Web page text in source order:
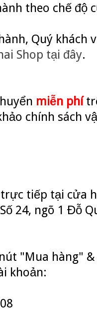
theo chế độ
Quý khách
Shop tại đây.
miễn phí
chính sách
tiếp tại cửa
24, ngõ 1 Đỗ
"Mua hàng"
khoản: